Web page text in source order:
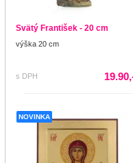
Svätý František - 20 cm
výška 20 cm
s DPH
NOVINKA